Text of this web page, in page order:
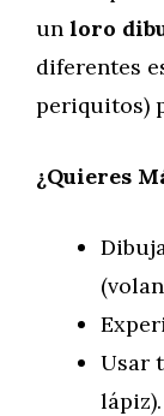
un loro
diferentes
periquitos)
¿Quieres
Usar
lápiz).